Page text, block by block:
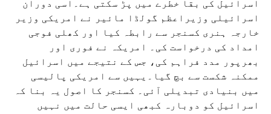
اسرائیل کی بقا خطرے میں پڑ سکتی ہے۔اسی دوران
اسرائیلی وزیراعظم گولڈا مائیر نے امریکی وزیر
خارجہ ہنری کسنجر سے رابطہ کیا اور کھلی فوجی
امداد کی درخواست کی۔ امریکہ نے فوری اور
بھرپور مدد فراہم کی، جس کے نتیجے میں اسرائیل
ممکنہ شکست سے بچ گیا۔یہیں سے امریکی پالیسی
میں بنیادی تبدیلی آئی۔ کسنجر کا اصول یہ بنا کہ
اسرائیل کو دوبارہ کبھی ایسی حالت میں نہیں